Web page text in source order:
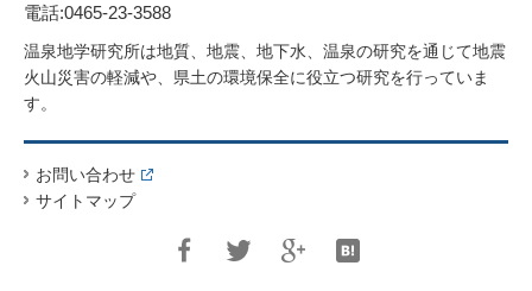
電話:0465-23-3588
温泉地学研究所は地質、地震、地下水、温泉の研究を通じて地震
火山災害の軽減や、県土の環境保全に役立つ研究を行っていま
す。
お問い合わせ
サイトマップ